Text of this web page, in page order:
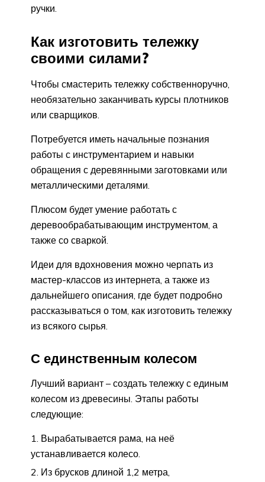
ручки.
Как изготовить тележку
своими силами?
Чтобы смастерить тележку собственноручно,
необязательно заканчивать курсы плотников
или сварщиков.
Потребуется иметь начальные познания
работы с инструментарием и навыки
обращения с деревянными заготовками или
металлическими деталями.
Плюсом будет умение работать с
деревообрабатывающим инструментом, а
также со сваркой.
Идеи для вдохновения можно черпать из
мастер-классов из интернета, а также из
дальнейшего описания, где будет подробно
рассказываться о том, как изготовить тележку
из всякого сырья.
С единственным колесом
Лучший вариант – создать тележку с единым
колесом из древесины. Этапы работы
следующие:
Вырабатывается рама, на неё
устанавливается колесо.
Из брусков длиной 1,2 метра,